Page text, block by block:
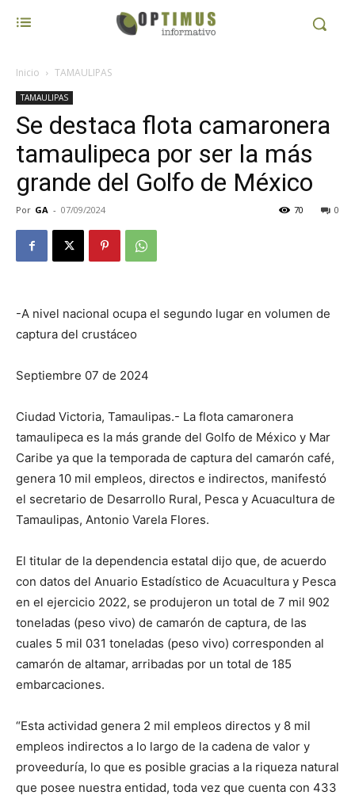
Inicio TAMAULIPAS
TAMAULIPAS
Se destaca flota camaronera
tamaulipeca por ser la más
grande del Golfo de México
Por GA - 07/09/2024 0
70
-A nivel nacional ocupa el segundo lugar en volumen de
captura del crustáceo
Septiembre 07 de 2024
Ciudad Victoria, Tamaulipas.- La flota camaronera
tamaulipeca es la más grande del Golfo de México y Mar
Caribe ya que la temporada de captura del camarón café,
genera 10 mil empleos, directos e indirectos, manifestó
el secretario de Desarrollo Rural, Pesca y Acuacultura de
Tamaulipas, Antonio Varela Flores.
El titular de la dependencia estatal dijo que, de acuerdo
con datos del Anuario Estadístico de Acuacultura y Pesca
en el ejercicio 2022, se produjeron un total de 7 mil 902
toneladas (peso vivo) de camarón de captura, de las
cuales 5 mil 031 toneladas (peso vivo) corresponden al
camarón de altamar, arribadas por un total de 185
embarcaciones.
“Esta actividad genera 2 mil empleos directos y 8 mil
empleos indirectos a lo largo de la cadena de valor y
proveeduría, lo que es posible gracias a la riqueza natural
que posee nuestra entidad, toda vez que cuenta con 433